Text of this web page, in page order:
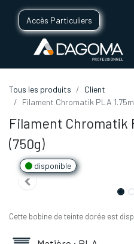
Accès Particuliers
Tous les produits
Client
Filament Chromatik PLA
Filament Chromatik
(750g)
disponible
Cette bobine de teinte dorée est